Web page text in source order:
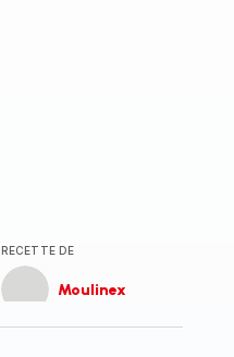
RECETTE DE
Moulinex